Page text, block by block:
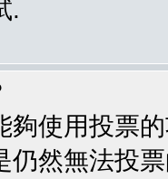
.
夠使用投票
仍然無法投